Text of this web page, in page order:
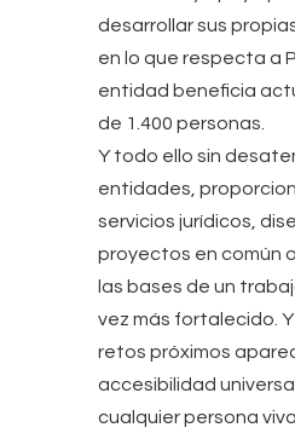
desarrollar sus
en lo que respecta a
entidad beneficia
de 1.400 personas.
Y todo ello sin
entidades,
servicios jurídicos,
proyectos en común
las bases de un
vez más fortalecido.
retos próximos
accesibilidad
cualquier persona